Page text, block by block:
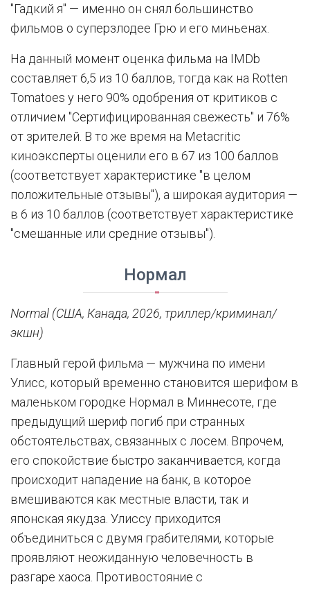
"Гадкий я" — именно он снял большинство
фильмов о суперзлодее Грю и его миньенах.
На данный момент оценка фильма на IMDb
составляет 6,5 из 10 баллов, тогда как на Rotten
Tomatoes у него 90% одобрения от критиков с
отличием "Сертифицированная свежесть" и 76%
от зрителей. В то же время на Metacritic
киноэксперты оценили его в 67 из 100 баллов
(соответствует характеристике "в целом
положительные отзывы"), а широкая аудитория —
в 6 из 10 баллов (соответствует характеристике
"смешанные или средние отзывы").
Нормал
Normal (США, Канада, 2026, триллер/криминал/
экшн)
Главный герой фильма — мужчина по имени
Улисс, который временно становится шерифом в
маленьком городке Нормал в Миннесоте, где
предыдущий шериф погиб при странных
обстоятельствах, связанных с лосем. Впрочем,
его спокойствие быстро заканчивается, когда
происходит нападение на банк, в которое
вмешиваются как местные власти, так и
японская якудза. Улиссу приходится
объединиться с двумя грабителями, которые
проявляют неожиданную человечность в
разгаре хаоса. Противостояние с